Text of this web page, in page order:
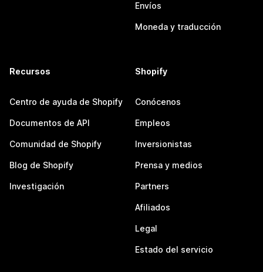
Envíos
Moneda y traducción
Recursos
Centro de ayuda de Shopify
Documentos de API
Comunidad de Shopify
Blog de Shopify
Investigación
Shopify
Conócenos
Empleos
Inversionistas
Prensa y medios
Partners
Afiliados
Legal
Estado del servicio